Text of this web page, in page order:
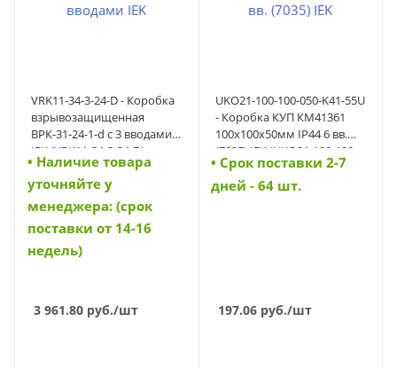
VRK11-34-3-24-D - Коробка
взрывозащищенная
ВРК-31-24-1-d с 3 вводами
IEK (VRK11-34-3-24-D)
• Наличие товара
уточняйте у
менеджера: (срок
поставки от 14-16
недель)
3 961.80 руб./шт
UKO21-100-100-050-K41-55U
- Коробка КУП КМ41361
100х100х50мм IP44 6 вв.
(7035) IEK (UKO21-100-100-
050-K41-55U)
• Cрок поставки 2-7
дней - 64 шт.
197.06руб./шт